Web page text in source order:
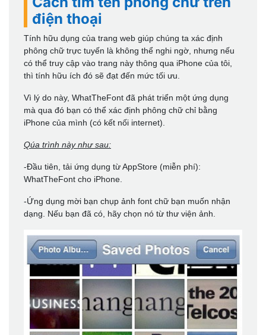
điện thoại
Tính hữu dụng của trang web giúp chúng ta xác định
phông chữ trực tuyến là không thể nghi ngờ, nhưng nếu
có thể truy cập vào trang này thông qua iPhone của tôi,
thì tính hữu ích đó sẽ đạt đến mức tối ưu.
Vì lý do này, WhatTheFont đã phát triển một ứng dụng
mà qua đó bạn có thể xác định phông chữ chỉ bằng
iPhone của mình (có kết nối internet).
Qúa trình này như sau:
-Đầu tiên, tải ứng dụng từ AppStore (miễn phí):
WhatTheFont cho iPhone.
-Ứng dụng mời bạn chụp ảnh font chữ bạn muốn nhận
dạng. Nếu bạn đã có, hãy chọn nó từ thư viện ảnh.